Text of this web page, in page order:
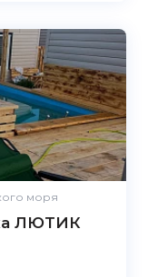
моря
ЛЮТИК